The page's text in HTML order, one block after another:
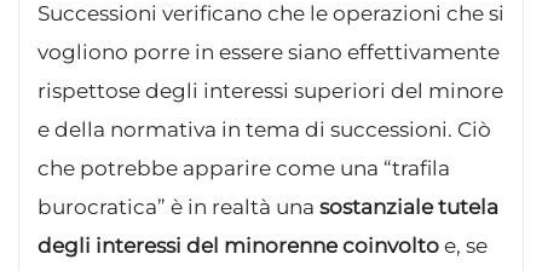
Successioni verificano che le operazioni che si
vogliono porre in essere siano effettivamente
rispettose degli interessi superiori del minore
e della normativa in tema di successioni. Ciò
che potrebbe apparire come una “trafila
burocratica” è in realtà una sostanziale tutela
degli interessi del minorenne coinvolto e, se